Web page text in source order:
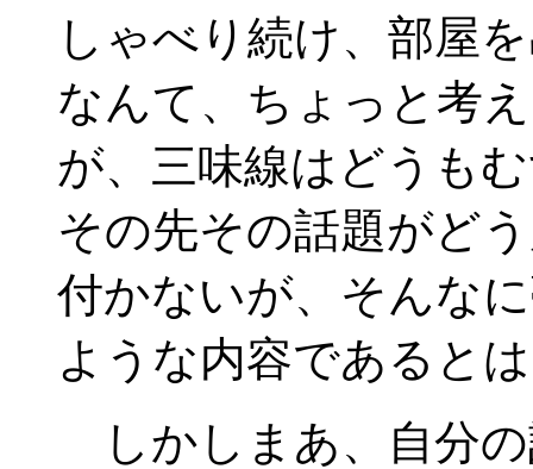
しゃべり続け、部屋
なんて、ちょっと考
が、三味線はどうも
その先その話題がど
付かないが、そんな
ような内容であると
しかしまあ、自分